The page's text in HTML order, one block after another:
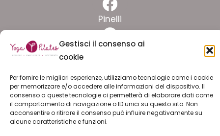
Gestisci il consenso ai
cookie
Per fornire le migliori esperienze, utilizziamo tecnologie come i cookie
per memorizzare e/o accedere alle informazioni del dispositivo. Il
consenso a queste tecnologie ci permetterà di elaborare dati come
il comportamento di navigazione o ID unici su questo sito. Non
acconsentire o ritirare il consenso può influire negativamente su
alcune caratteristiche e funzioni.
Facebook
Pinelli
Facebook
Lingotto
ISCRIVITI ALLA NEWSLETTER
LAVORA CON NOI